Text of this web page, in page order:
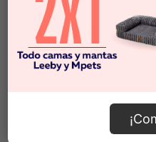
Añadir